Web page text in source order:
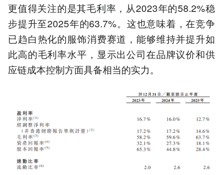
更值得关注的是其毛利率，从2023年的58.2%稳
步提升至2025年的63.7%。这也意味着，在竞争
已趋白热化的服饰消费赛道，能够维持并提升如
此高的毛利率水平，显示出公司在品牌议价和供
应链成本控制方面具备相当的实力。